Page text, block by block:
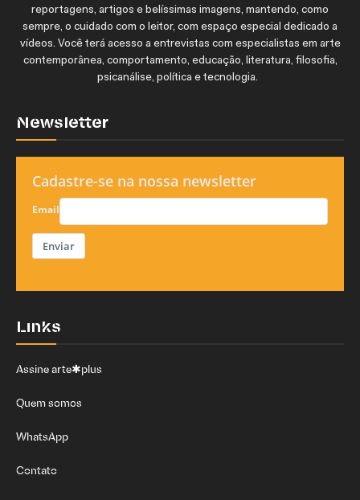
reportagens, artigos e belíssimas imagens, mantendo, como
sempre, o cuidado com o leitor, com espaço especial dedicado a
vídeos. Você terá acesso a entrevistas com especialistas em arte
contemporânea, comportamento, educação, literatura, filosofia,
psicanálise, política e tecnologia.
Newsletter
Cadastre-se na nossa newsletter
Email
Enviar
Links
Assine arte✱plus
Quem somos
WhatsApp
Contato